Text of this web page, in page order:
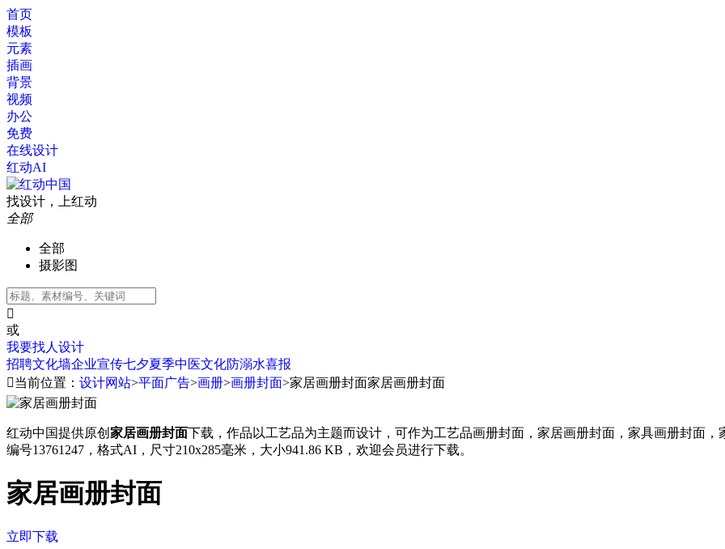
首页
模板
元素
插画
背景
视频
办公
免费
在线设计
红动AI
找设计，上红动
全部
全部
摄影图

或
我要找人设计
招聘文化墙企业宣传七夕夏季中医文化防溺水喜报
当前位置： 设计网站>平面广告>画册>画册封面>家居画册封面家居画册封面
红动中国提供原创 家居画册封面下载，作品以工艺品为主题而设计，可作为工艺品画册封面，家居画册封面，家具画册封面
编号13761247，格式AI，尺寸210x285毫米，大小941.86 KB，欢迎会员进行下载。
家居画册封面
立即下载